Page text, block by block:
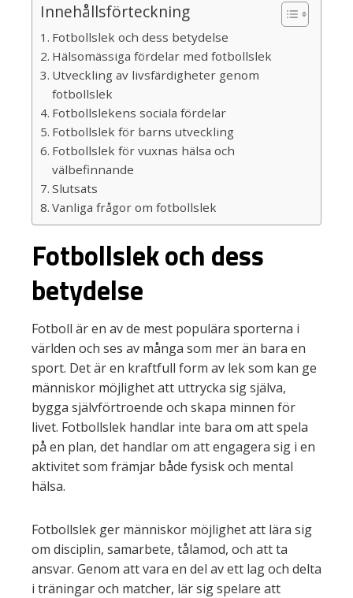
Innehållsförteckning
Fotbollslek och dess betydelse
Hälsomässiga fördelar med fotbollslek
Utveckling av livsfärdigheter genom
fotbollslek
Fotbollslekens sociala fördelar
Fotbollslek för barns utveckling
Fotbollslek för vuxnas hälsa och
välbefinnande
Slutsats
Vanliga frågor om fotbollslek
Fotbollslek och dess
betydelse
Fotboll är en av de mest populära sporterna i
världen och ses av många som mer än bara en
sport. Det är en kraftfull form av lek som kan ge
människor möjlighet att uttrycka sig själva,
bygga självförtroende och skapa minnen för
livet. Fotbollslek handlar inte bara om att spela
på en plan, det handlar om att engagera sig i en
aktivitet som främjar både fysisk och mental
hälsa.
Fotbollslek ger människor möjlighet att lära sig
om disciplin, samarbete, tålamod, och att ta
ansvar. Genom att vara en del av ett lag och delta
i träningar och matcher, lär sig spelare att